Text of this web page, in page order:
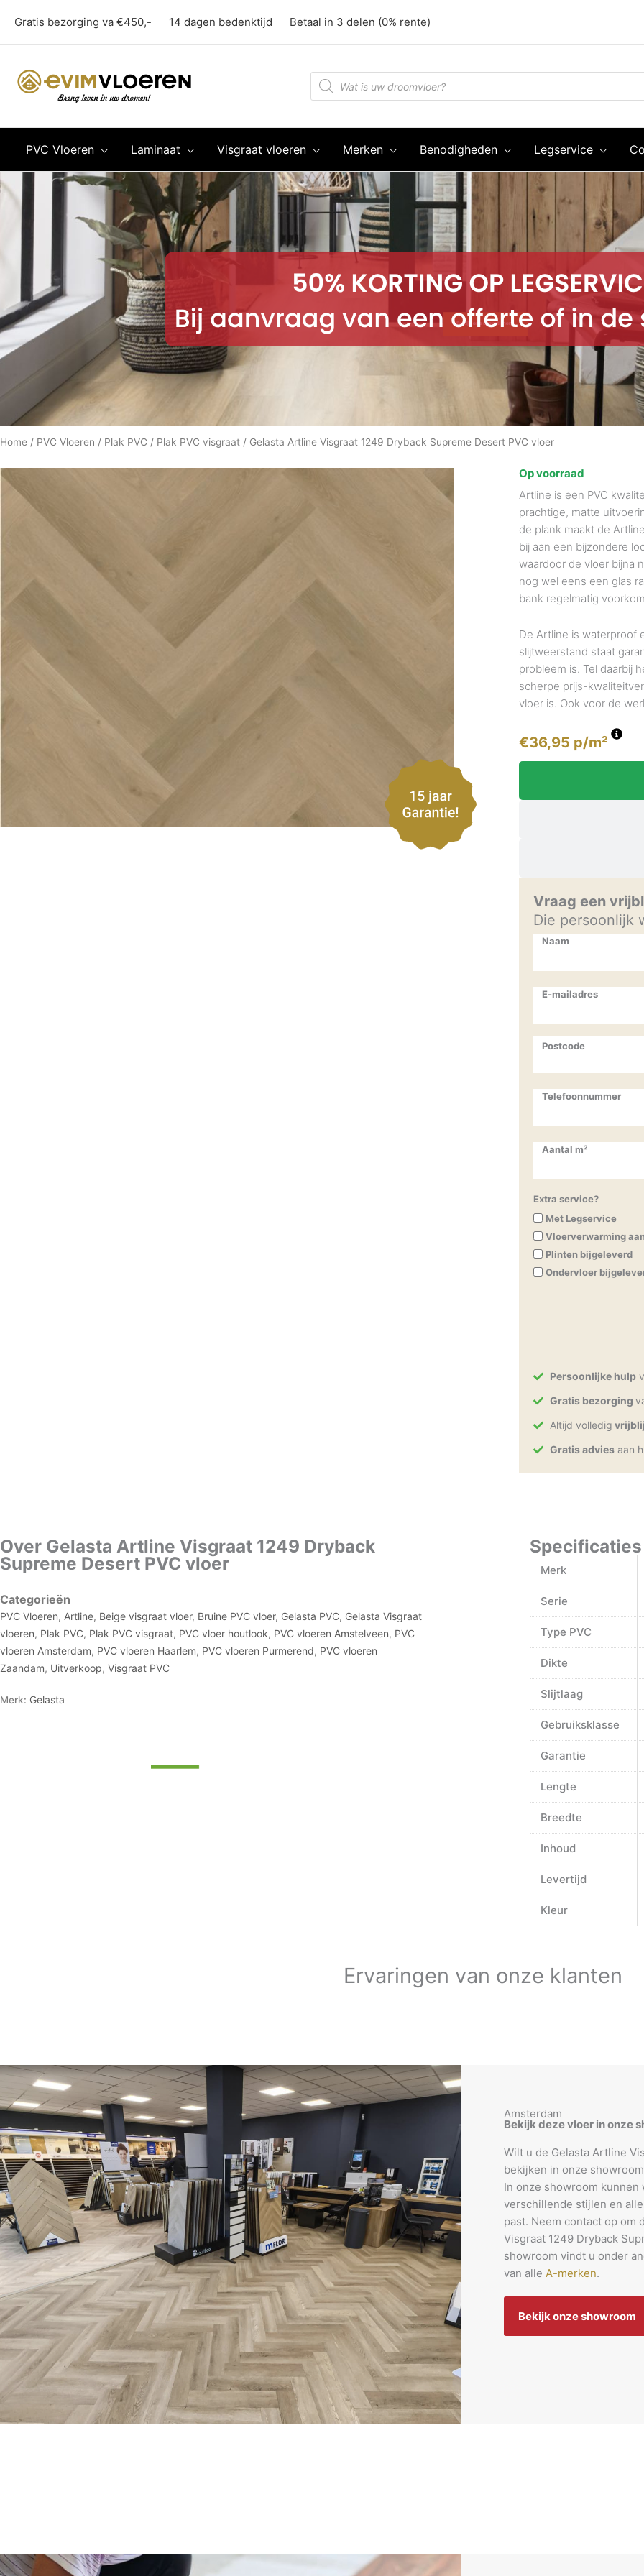
naar
de
Gratis bezorging va €450,- 14 dagen bedenktijd Betaal in 3 delen (0% rente)
Producten
zoeken
PVC Vloeren Laminaat Visgraat vloeren Merken Benodigheden Legservice
Home / PVC Vloeren / Plak PVC / Plak PVC visgraat / Gelasta Artline Visgraat 1249 Dryback Supreme Desert PVC vloer
Op voorraad
Artline is een PVC
prachtige, matte
de plank maakt de
bij aan een bijzondere
waardoor de vloer bijna
nog wel eens een glas
bank regelmatig
De Artline is waterproof
slijtweerstand staat
probleem is. Tel daarbij
scherpe prijs-
vloer is. Ook voor de
€36,95 p/m²
Vraag een
Die persoonlijk
Naam
E-mailadres
Postcode
Telefoonnummer
Aantal m²
Extra service?
Met Legservice
Vloerverwarming
Plinten bijgeleverd
Ondervloer
Persoonlijke hulp
Gratis bezorging
Altijd volledig
Gratis adviesaan
Over Gelasta Artline Visgraat 1249 Dryback
Supreme Desert PVC vloer
Categorieën
PVC Vloeren, Artline, Beige visgraat vloer, Bruine PVC vloer, Gelasta PVC, Gelasta Visgraat
vloeren, Plak PVC, Plak PVC visgraat, PVC vloer houtlook, PVC vloeren Amstelveen, PVC
vloeren Amsterdam, PVC vloeren Haarlem, PVC vloeren Purmerend, PVC vloeren
Zaandam, Uitverkoop, Visgraat PVC
Merk: Gelasta
Specificaties
Merk
Serie
Type PVC
Dikte
Slijtlaag
Gebruiksklasse
Garantie
Lengte
Breedte
Inhoud
Levertijd
Kleur
Ervaringen van onze klanten
Amsterdam
Bekijk deze vloer in onze
Wilt u de Gelasta Artline
bekijken in onze
In onze showroom
verschillende stijlen en
past. Neem contact op om
Visgraat 1249 Dryback
showroom vindt u onder
van alle A-merken.
Bekijk onze showroom